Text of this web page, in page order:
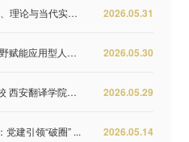
2026.05.31
“马克思主义国际传播：历史、理论与当代实践...
2026.05.30
国际专家走进西译 以全球视野赋能应用型人才培...
2026.05.29
亮相西部出海交流会唯一高校 西安翻译学院签约...
2026.05.14
党建引领“破圈” ...